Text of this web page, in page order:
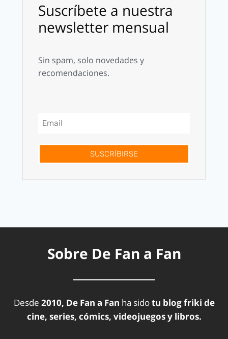
Suscríbete a nuestra
newsletter mensual
Sin spam, solo novedades y
recomendaciones.
SUSCRÍBIRSE
Sobre De Fan a Fan
Desde 2010, De Fan a Fan ha sidotu blog friki de
cine, series, cómics, videojuegos y libros.